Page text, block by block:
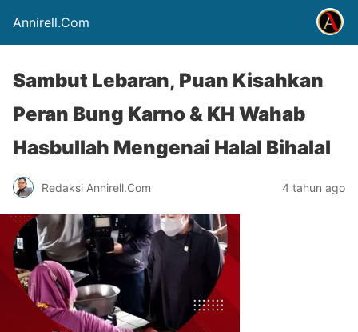
Annirell.Com
Sambut Lebaran, Puan Kisahkan
Peran Bung Karno & KH Wahab
Hasbullah Mengenai Halal Bihalal
Redaksi Annirell.Com 4 tahun ago